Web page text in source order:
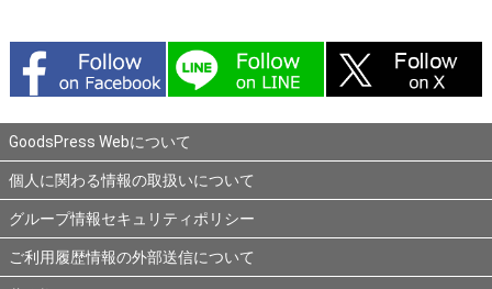
GoodsPress Webについて
個人に関わる情報の取扱いについて
グループ情報セキュリティポリシー
ご利用履歴情報の外部送信について